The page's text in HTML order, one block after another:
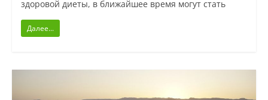
здоровой диеты, в ближайшее время могут стать
Далее...